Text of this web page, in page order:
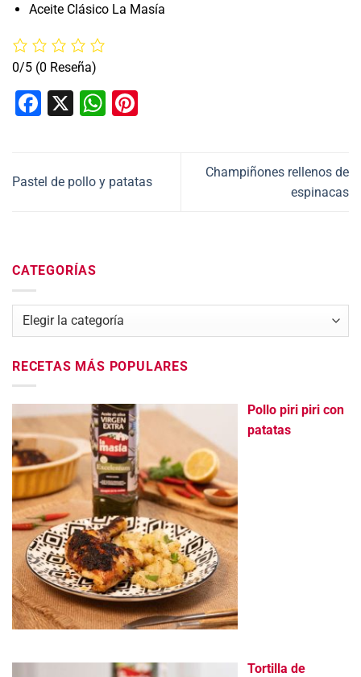
Aceite Clásico La Masía
0/5 (0 Reseña)
Facebook
X WhatsApp
Pastel de pollo y patatas
Champiñones rellenos de
espinacas
CATEGORÍAS
Categorías
RECETAS MÁS POPULARES
Pollo piri piri con
patatas
Tortilla de